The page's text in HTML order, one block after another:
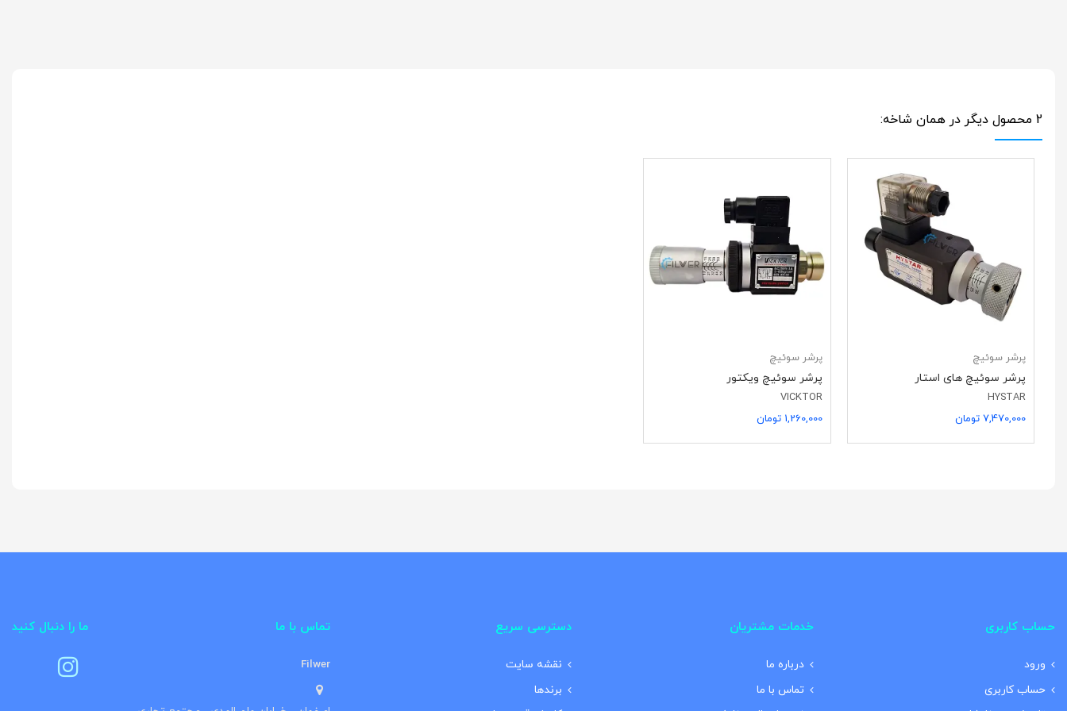
2 محصول دیگر در همان شاخه:
پرشر سوئیچ
پرشر سوئیچ های استار
HYSTAR
7,470,000 تومان
پرشر سوئیچ
پرشر سوئیچ ویکتور
VICKTOR
1,260,000 تومان
حساب کاربری
ورود
حساب کاربری
خدمات مشتریان
درباره ما
تماس با ما
دسترسی سریع
نقشه سایت
برندها
تماس با ما
Filwer
ما را دنبال کنید